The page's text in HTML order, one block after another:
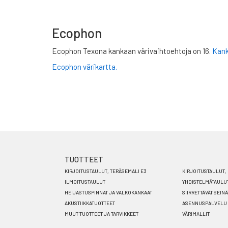
Ecophon
Ecophon Texona kankaan värivaihtoehtoja on 16.
Ecophon värikartta.
Footer
menu
FI
TUOTTEET
KIRJOITUSTAULUT, TERÄSEMALI E3
KIRJOITUSTAULUT,
ILMOITUSTAULUT
HEIJASTUSPINNAT JA VALKOKANKAAT
SIIRRETTÄVÄT
AKUSTIIKKATUOTTEET
ASENNUSPALVELU
MUUT TUOTTEET JA TARVIKKEET
VÄRIMALLIT